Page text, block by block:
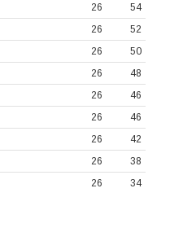
26
54
26
52
26
50
26
48
26
46
26
46
26
42
26
38
26 34